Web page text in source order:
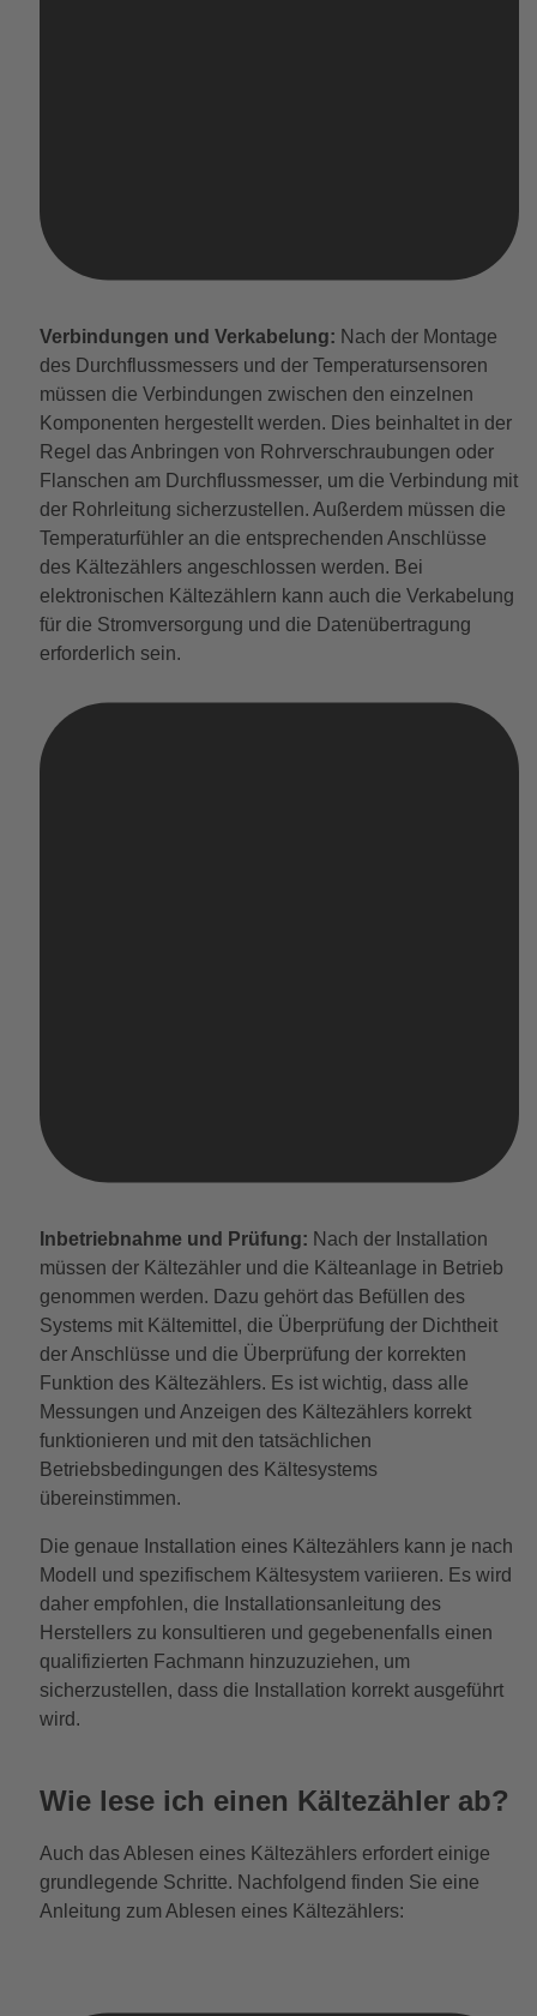
Verbindungen und Verkabelung: Nach der Montage
des Durchflussmessers und der Temperatursensoren
müssen die Verbindungen zwischen den einzelnen
Komponenten hergestellt werden. Dies beinhaltet in der
Regel das Anbringen von Rohrverschraubungen oder
Flanschen am Durchflussmesser, um die Verbindung mit
der Rohrleitung sicherzustellen. Außerdem müssen die
Temperaturfühler an die entsprechenden Anschlüsse
des Kältezählers angeschlossen werden. Bei
elektronischen Kältezählern kann auch die Verkabelung
für die Stromversorgung und die Datenübertragung
erforderlich sein.
Inbetriebnahme und Prüfung: Nach der Installation
müssen der Kältezähler und die Kälteanlage in Betrieb
genommen werden. Dazu gehört das Befüllen des
Systems mit Kältemittel, die Überprüfung der Dichtheit
der Anschlüsse und die Überprüfung der korrekten
Funktion des Kältezählers. Es ist wichtig, dass alle
Messungen und Anzeigen des Kältezählers korrekt
funktionieren und mit den tatsächlichen
Betriebsbedingungen des Kältesystems
übereinstimmen.
Die genaue Installation eines Kältezählers kann je nach
Modell und spezifischem Kältesystem variieren. Es wird
daher empfohlen, die Installationsanleitung des
Herstellers zu konsultieren und gegebenenfalls einen
qualifizierten Fachmann hinzuzuziehen, um
sicherzustellen, dass die Installation korrekt ausgeführt
wird.
Wie lese ich einen Kältezähler ab?
Auch das Ablesen eines Kältezählers erfordert einige
grundlegende Schritte. Nachfolgend finden Sie eine
Anleitung zum Ablesen eines Kältezählers: